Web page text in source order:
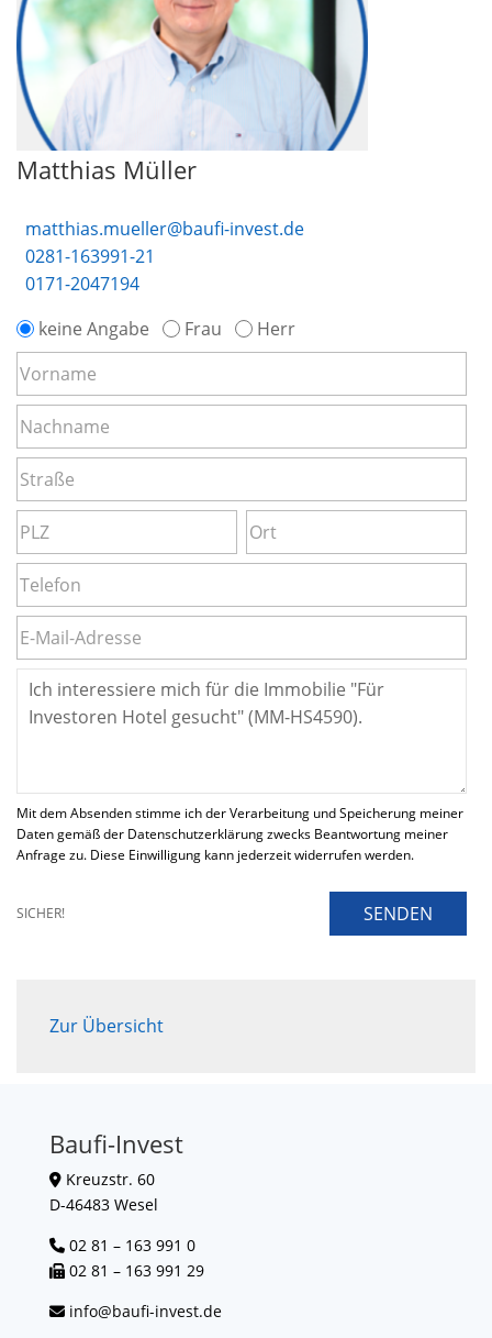
Matthias Müller
matthias.mueller@baufi-invest.de
0281-163991-21
0171-2047194
keine Angabe
Frau Herr
Mit dem Absenden stimme ich der Verarbeitung und Speicherung meiner
Daten gemäß der Datenschutzerklärung zwecks Beantwortung meiner
Anfrage zu. Diese Einwilligung kann jederzeit widerrufen werden.
SICHER! SENDEN
Zur Übersicht
Baufi-Invest
Kreuzstr. 60
D-46483 Wesel
02 81 – 163 991 0
02 81 – 163 991 29
info@baufi-invest.de